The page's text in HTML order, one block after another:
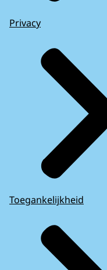
Privacy
Toegankelijkheid